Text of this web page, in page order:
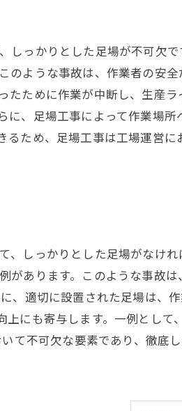
っかりとした足場が不可欠で
のような事故は、作業者の安全
たために作業が中断し、生産ラ
に、足場工事によって作業場所
るため、足場工事は工場運営に
しっかりとした足場がなけれ
があります。このような事故は
、適切に設置された足場は、
にも寄与します。一例として
て不可欠な要素であり、徹底